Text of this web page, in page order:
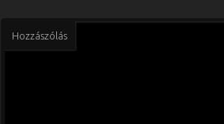
Hozzászólás